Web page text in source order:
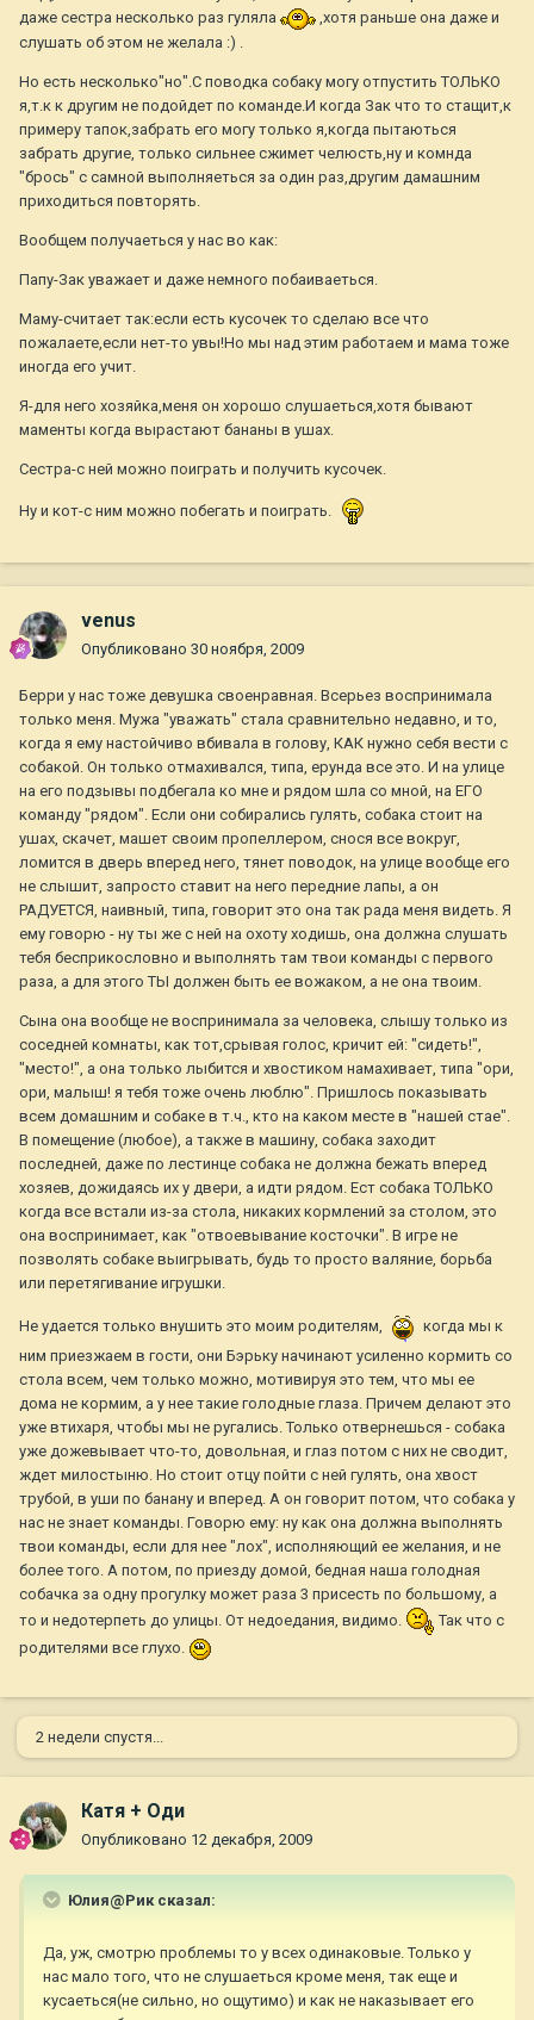
даже сестра несколько раз гуляла
,хотя раньше она даже и
слушать об этом не желала :) .
Но есть несколько"но".С поводка собаку могу отпустить ТОЛЬКО
я,т.к к другим не подойдет по команде.И когда Зак что то стащит,к
примеру тапок,забрать его могу только я,когда пытаються
забрать другие, только сильнее сжимет челюсть,ну и комнда
"брось" с самной выполняеться за один раз,другим дамашним
приходиться повторять.
Вообщем получаеться у нас во как:
Папу-Зак уважает и даже немного побаиваеться.
Маму-считает так:если есть кусочек то сделаю все что
пожалаете,если нет-то увы!Но мы над этим работаем и мама тоже
иногда его учит.
Я-для него хозяйка,меня он хорошо слушаеться,хотя бывают
маменты когда вырастают бананы в ушах.
Сестра-с ней можно поиграть и получить кусочек.
Ну и кот-с ним можно побегать и поиграть.
venus
Опубликовано 30 ноября, 2009
Берри у нас тоже девушка своенравная. Всерьез воспринимала
только меня. Мужа "уважать" стала сравнительно недавно, и то,
когда я ему настойчиво вбивала в голову, КАК нужно себя вести с
собакой. Он только отмахивался, типа, ерунда все это. И на улице
на его подзывы подбегала ко мне и рядом шла со мной, на ЕГО
команду "рядом". Если они собирались гулять, собака стоит на
ушах, скачет, машет своим пропеллером, снося все вокруг,
ломится в дверь вперед него, тянет поводок, на улице вообще его
не слышит, запросто ставит на него передние лапы, а он
РАДУЕТСЯ, наивный, типа, говорит это она так рада меня видеть. Я
ему говорю - ну ты же с ней на охоту ходишь, она должна слушать
тебя бесприкословно и выполнять там твои команды с первого
раза, а для этого ТЫ должен быть ее вожаком, а не она твоим.
Сына она вообще не воспринимала за человека, слышу только из
соседней комнаты, как тот,срывая голос, кричит ей: "сидеть!",
"место!", а она только лыбится и хвостиком намахивает, типа "ори,
ори, малыш! я тебя тоже очень люблю". Пришлось показывать
всем домашним и собаке в т.ч., кто на каком месте в "нашей стае".
В помещение (любое), а также в машину, собака заходит
последней, даже по лестинце собака не должна бежать вперед
хозяев, дожидаясь их у двери, а идти рядом. Ест собака ТОЛЬКО
когда все встали из-за стола, никаких кормлений за столом, это
она воспринимает, как "отвоевывание косточки". В игре не
позволять собаке выигрывать, будь то просто валяние, борьба
или перетягивание игрушки.
Не удается только внушить это моим родителям,
когда мы к
ним приезжаем в гости, они Бэрьку начинают усиленно кормить со
стола всем, чем только можно, мотивируя это тем, что мы ее
дома не кормим, а у нее такие голодные глаза. Причем делают это
уже втихаря, чтобы мы не ругались. Только отвернешься - собака
уже дожевывает что-то, довольная, и глаз потом с них не сводит,
ждет милостыню. Но стоит отцу пойти с ней гулять, она хвост
трубой, в уши по банану и вперед. А он говорит потом, что собака у
нас не знает команды. Говорю ему: ну как она должна выполнять
твои команды, если для нее "лох", исполняющий ее желания, и не
более того. А потом, по приезду домой, бедная наша голодная
собачка за одну прогулку может раза 3 присесть по большому, а
то и недотерпеть до улицы. От недоедания, видимо.
Так что с
родителями все глухо.
2 недели спустя...
Катя + Оди
Опубликовано 12 декабря, 2009
Юлия@Рик сказал:
Да, уж, смотрю проблемы то у всех одинаковые. Только у
нас мало того, что не слушаеться кроме меня, так еще и
кусаеться(не сильно, но ощутимо) и как не наказывает его